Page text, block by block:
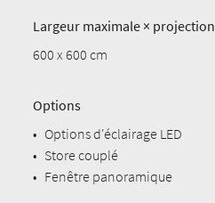
Largeur maximale × projection
600 x 600 cm
Options
• Options d'éclairage LED
• Store couplé
• Fenêtre panoramique